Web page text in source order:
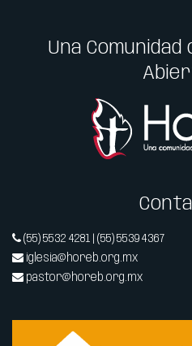
Una
(55) 5532 4281 | (55) 5539 4367
iglesia@horeb.org.mx
pastor@horeb.org.mx